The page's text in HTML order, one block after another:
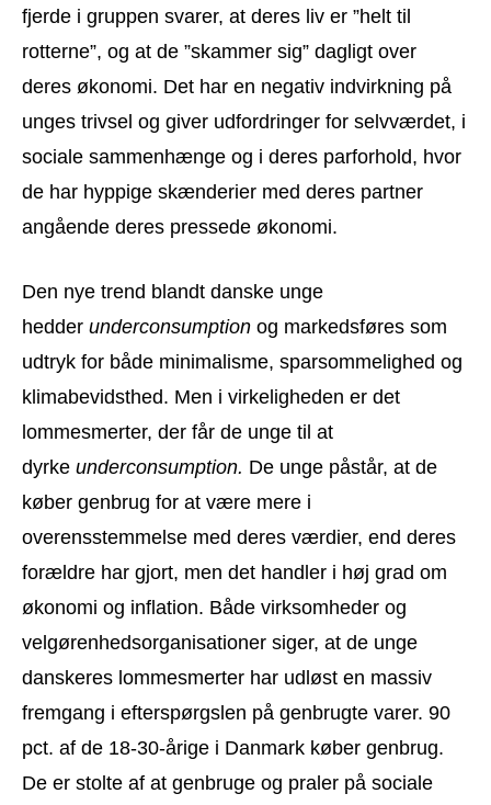
fjerde i gruppen svarer, at deres liv er ”helt til
rotterne”, og at de ”skammer sig” dagligt over
deres økonomi. Det har en negativ indvirkning på
unges trivsel og giver udfordringer for selvværdet, i
sociale sammenhænge og i deres parforhold, hvor
de har hyppige skænderier med deres partner
angående deres pressede økonomi.
Den nye trend blandt danske unge
hedder underconsumption og markedsføres som
udtryk for både minimalisme, sparsommelighed og
klimabevidsthed. Men i virkeligheden er det
lommesmerter, der får de unge til at
dyrke underconsumption. De unge påstår, at de
køber genbrug for at være mere i
overensstemmelse med deres værdier, end deres
forældre har gjort, men det handler i høj grad om
økonomi og inflation. Både virksomheder og
velgørenhedsorganisationer siger, at de unge
danskeres lommesmerter har udløst en massiv
fremgang i efterspørgslen på genbrugte varer. 90
pct. af de 18-30-årige i Danmark køber genbrug.
De er stolte af at genbruge og praler på sociale